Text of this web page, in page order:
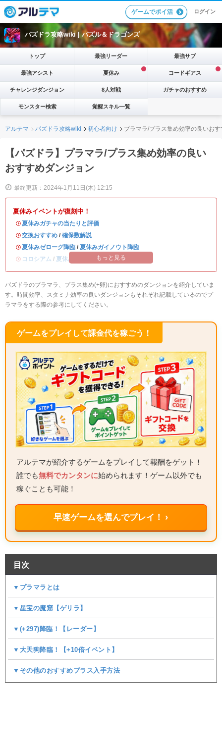
ゲームでポイ活 ログイン
パズドラ攻略wiki |パズル＆ドラゴンズ
トップ 最強リーダー 最強サブ
最強アシスト 夏休み コードギアス
チャレンジダンジョン 8人対戦 ガチャのおすすめ
モンスター検索 覚醒スキル一覧
アルテマ パズドラ攻略wiki 初心者向け プラマラ/プラス集め効率の良いお
【パズドラ】プラマラ/プラス集め効率の良い
おすすめダンジョン
最終更新：2024年1月11日(木) 12:15
夏休みイベントが復刻中！
・夏休みガチャの当たりと評価
・交換おすすめ / 確保数解説
・夏休みゼローグ降臨 / 夏休みガイノウト降臨
・ コロシアム / 夏休みワンタッチもっと見る
パズドラのプラマラ、プラス集め(+卵)におすすめのダンジョンを紹介していま
す。時間効率、スタミナ効率の良いダンジョンもそれぞれ記載しているのでプ
ラマラをする際の参考にしてください。
ゲームをプレイして課金代を稼ごう！
アルテマが紹介するゲームをプレイして報酬をゲット！
誰でも無料でカンタンに始められます！ゲーム以外でも
稼ぐことも可能！
早速ゲームを選んでプレイ！ ›
目次
▼プラマラとは
▼星宝の魔窟【ゲリラ】
▼(+297)降臨！【レーダー】
▼大天狗降臨！【+10倍イベント】
▼その他のおすすめプラス入手方法